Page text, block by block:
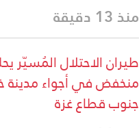
منذ 13 دقيقة
طيران الاحتلال
منخفض في أجواء
جنوب قطاع غزة